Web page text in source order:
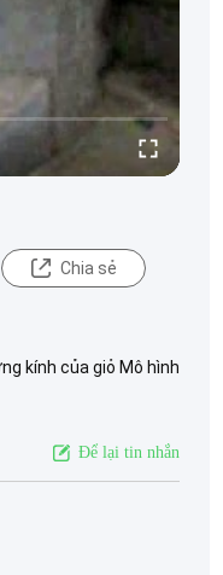
Chia sẻ
kính của giỏ Mô hình
Để lại tin nhắn